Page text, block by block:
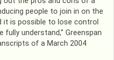
people to join in on the
it is possible to lose control
understand,” Greenspan
of a March 2004